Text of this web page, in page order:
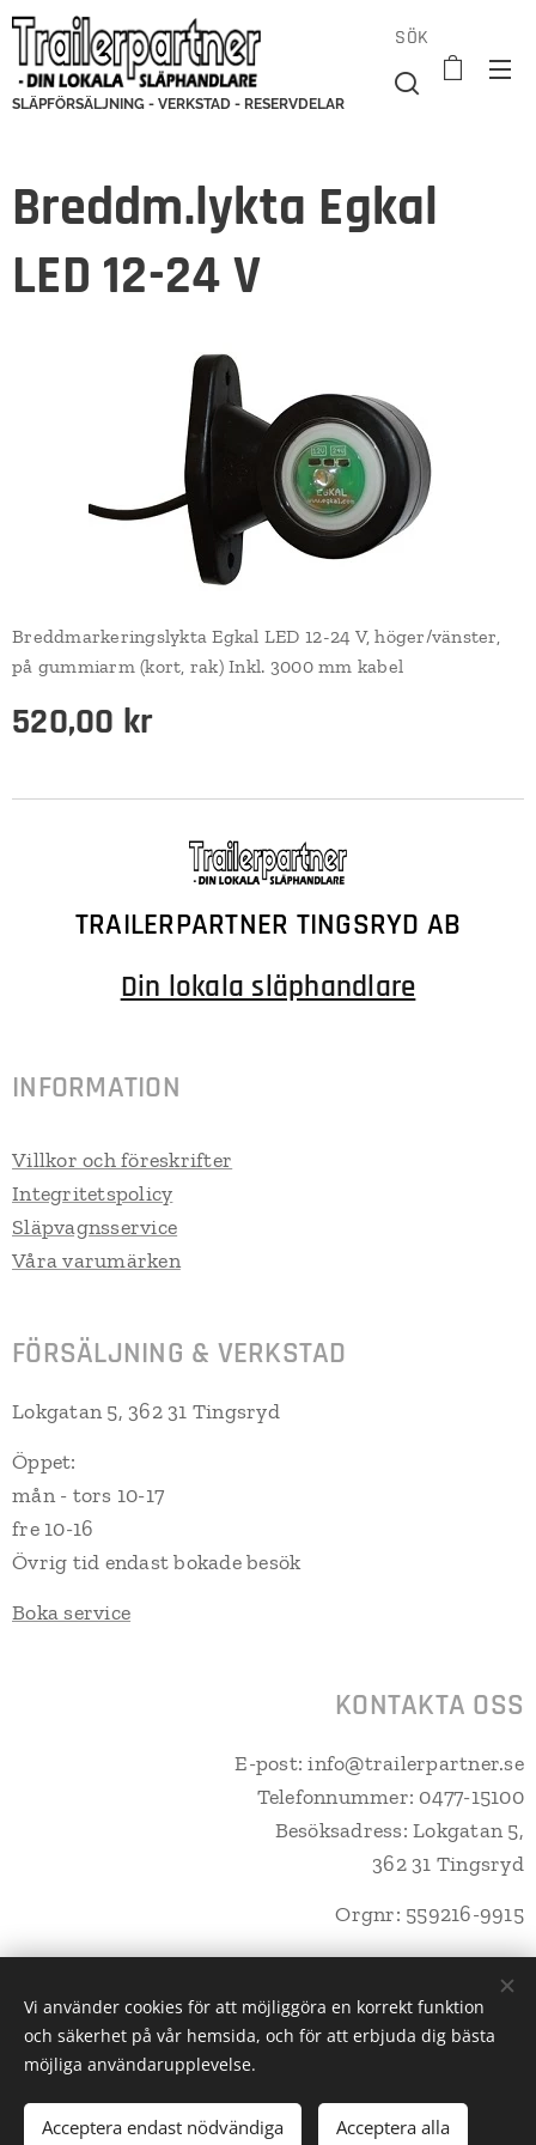
SLÄPFÖRSÄLJNING - VERKSTAD - RESERVDELAR
SÖK
Breddm.lykta Egkal
LED 12-24 V
Breddmarkeringslykta Egkal LED 12-24 V, höger/vänster,
på gummiarm (kort, rak) Inkl. 3000 mm kabel
520,00 kr
Lägg i kundvagnen
TRAILERPARTNER TINGSRYD AB
Din lokala släphandlare
INFORMATION
Villkor och föreskrifter
Integritetspolicy
Släpvagnsservice
Våra varumärken
FÖRSÄLJNING & VERKSTAD
Lokgatan 5, 362 31 Tingsryd
Öppet:
mån - tors 10-17
fre 10-16
Övrig tid endast bokade besök
Boka service
KONTAKTA OSS
E-post: info@trailerpartner.se
Telefonnummer: 0477-15100
Besöksadress: Lokgatan 5,
362 31 Tingsryd
Orgnr: 559216-9915
Trailerpartner Tingsryd AB Cookies
Vi använder cookies för att möjliggöra en korrekt funktion
och säkerhet på vår hemsida, och för att erbjuda dig bästa
möjliga användarupplevelse.
Acceptera endast nödvändiga Acceptera alla